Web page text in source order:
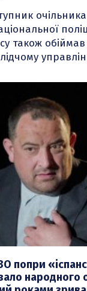
також обіймав
попри
народного